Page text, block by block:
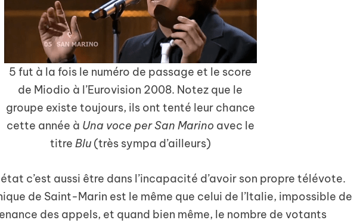
5 fut à la fois le numéro de passage et le score
de Miodio à l’Eurovision 2008. Notez que le
groupe existe toujours, ils ont tenté leur chance
cette année à Una voce per San Marino avec le
titre Blu(très sympa d’ailleurs)
c’est aussi être dans l’incapacité d’avoir son propre télévote.
de Saint-Marin est le même que celui de l’Italie, impossible de
des appels, et quand bien même, le nombre de votants